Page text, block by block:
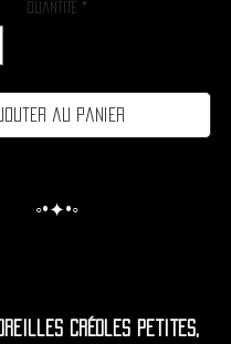
Quantité *
au panier
◦•✦•◦
créoles petites,